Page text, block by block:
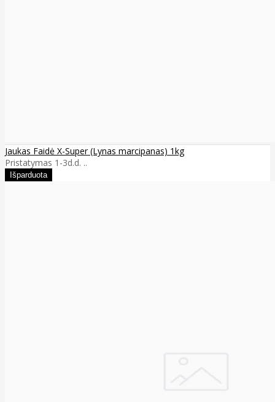
Jaukas Faidė X-Super (Lynas marcipanas) 1kg
Pristatymas 1-3d.d. ..